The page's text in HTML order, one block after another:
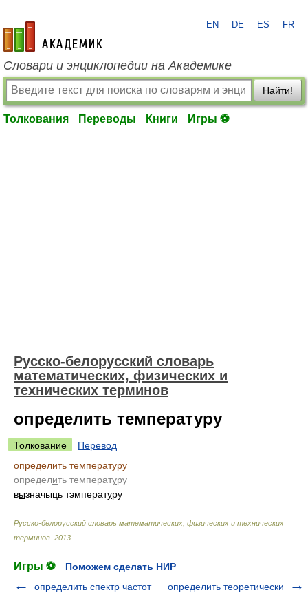
academic.ru
EN DE ES FR
Словари и энциклопедии на Академике
Найти!
Толкования Переводы Книги Игры ⚽
Русско-белорусский словарь
математических, физических и
технических терминов
определить температуру
Толкование
Перевод
определить температуру
определить температуру
вызначыць тэмпературу
Русско-белорусский словарь математических, физических и технических
терминов 2013
Игры ⚽
Поможем сделать НИР
определить спектр частот
определить теоретически